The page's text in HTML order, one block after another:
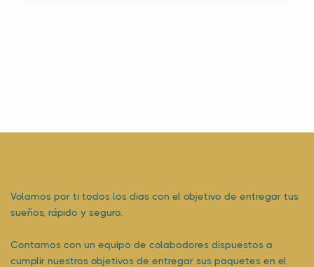
Volamos por ti todos los dias con el objetivo de entregar tus
sueños, rápido y seguro.
Contamos con un equipo de colabodores dispuestos a
cumplir nuestros objetivos de entregar sus paquetes en el